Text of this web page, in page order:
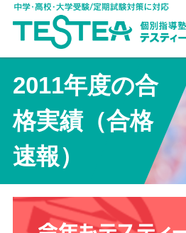
2011年度の合
格実績（合格
速報）